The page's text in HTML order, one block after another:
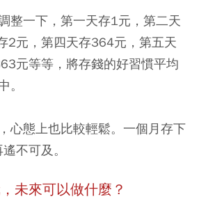
整一下，第一天存1元，第二天
2元，第四天存364元，第五天
元等等，將存錢的好習慣平均
。
心態上也比較輕鬆。一個月存下
不可及。
未來可以做什麼？